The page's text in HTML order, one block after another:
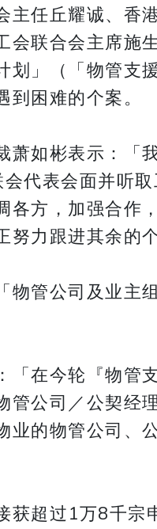
主任丘耀诚、香
会联合会主席施
划」（「物管支
困难的个案。
萧如彬表示：「
代表会面并听
各方，加强合作
努力跟进其余的个
物管公司及业主
「在今轮『物管
管公司／公契经
业的物管公司、
获超过1万8千